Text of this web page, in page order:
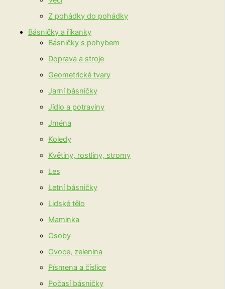
Z pohádky do pohádky
Básničky a říkanky
Básničky s pohybem
Doprava a stroje
Geometrické tvary
Jarní básničky
Jídlo a potraviny
Jména
Koledy
Květiny, rostliny, stromy
Les
Letní básničky
Lidské tělo
Maminka
Osoby
Ovoce, zelenina
Písmena a číslice
Počasí básničky